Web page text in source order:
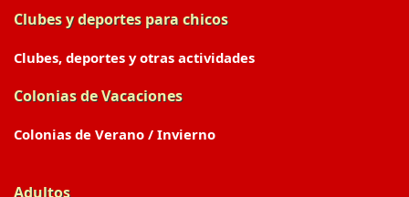
Clubes y deportes para chicos
Clubes, deportes y otras actividades
Colonias de Vacaciones
Colonias de Verano / Invierno
Adultos